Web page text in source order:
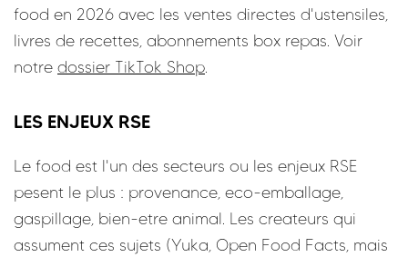
food en 2026 avec les ventes directes d'ustensiles,
livres de recettes, abonnements box repas. Voir
notre dossier TikTok Shop.
LES ENJEUX RSE
Le food est l'un des secteurs ou les enjeux RSE
pesent le plus : provenance, eco-emballage,
gaspillage, bien-etre animal. Les createurs qui
assument ces sujets (Yuka, Open Food Facts, mais